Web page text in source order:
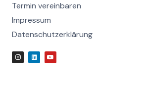
Termin vereinbaren
Impressum
Daten­schutz­erklärung